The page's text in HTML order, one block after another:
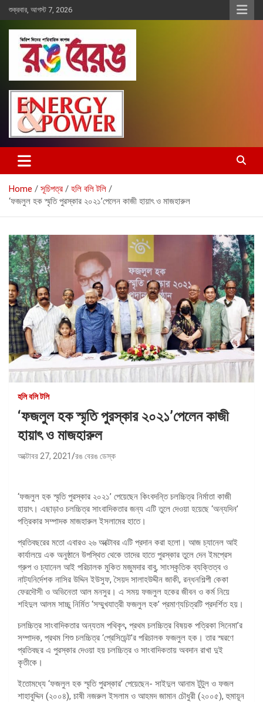
Skip
to
content
শুক্রবার, আগস্ট 7, 2026
রঙ বেরঙ
Home সূচিপত্র
হলি বলি টলি
‘ফজলুল হক স্মৃতি পুরস্কার ২০২১’পেলেন কাজী হায়াৎ ও মাজহারুল
হলি বলি টলি
‘ফজলুল হক স্মৃতি পুরস্কার ২০২১’পেলেন কাজী
হায়াৎ ও মাজহারুল
অক্টোবর 27, 2021 রঙ বেরঙ ডেস্ক
‘ফজলুল হক স্মৃতি পুরস্কার ২০২১’ পেয়েছেন কিংবদন্তি চলচ্চিত্র নির্মাতা কাজী
হায়াৎ। এছাড়াও চলচ্চিত্র সাংবাদিকতার জন্য এটি তুলে দেওয়া হয়েছে ‘অন্যদিন’
পত্রিকার সম্পাদক মাজহারুল ইসলামের হাতে।
প্রতিবছরের মতো এবারও ২৬ অক্টোবর এটি প্রদান করা হলো। আজ চ্যানেল আই
কার্যালয়ে এক অনুষ্ঠানে উপস্থিত থেকে তাদের হাতে পুরস্কার তুলে দেন ইমপ্রেস
গ্রুপ ও চ্যানেল আই পরিচালক মুকিত মজুমদার বাবু, সাংস্কৃতিক ব্যক্তিত্ব ও
নাট্যনির্দেশক নাসির উদ্দিন ইউসুফ, সৈয়দ সালাহউদ্দীন জাকী, রন্ধনশিল্পী কেকা
ফেরদৌসী ও অভিনেতা আল মনসুর। এ সময় ফজলুল হকের জীবন ও কর্ম নিয়ে
শহিদুল আলম সাচ্চু নির্মিত ‘সম্মুখযাত্রী ফজলুল হক’ প্রমাণ্যচিত্রটি প্রদর্শিত হয়।
চলচ্চিত্র সাংবাদিকতার অন্যতম পথিকৃৎ, প্রথম চলচ্চিত্র বিষয়ক পত্রিকা সিনেমা’র
সম্পাদক, প্রথম শিশু চলচ্চিত্র ‘প্রেসিডেন্ট’র পরিচালক ফজলুল হক। তার স্মরণে
প্রতিবছর এ পুরস্কার দেওয়া হয় চলচ্চিত্র ও সাংবাদিকতায় অবদান রাখা দুই
কৃতীকে।
ইতোমধ্যে ‘ফজলুল হক স্মৃতি পুরস্কার’ পেয়েছেন- সাইদুল আনাম টুটুল ও ফজল
শাহাবুদ্দিন (২০০৪), চাষী নজরুল ইসলাম ও আহমদ জামান চৌধুরী (২০০৫), হুমায়ূন